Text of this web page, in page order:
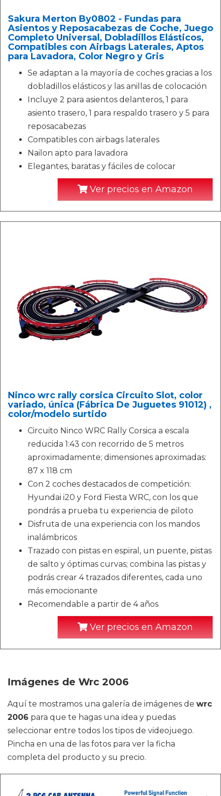
Sakura Merton By0802 - Fundas para
Asientos y Reposacabezas de Coche, Juego
Completo Universal, Dobladillos Elásticos,
Compatibles con Airbags Laterales, Aptos
para Lavadora, Color Negro y Gris
Se adaptan a la mayoría de coches gracias a los
dobladillos elásticos y las anillas de colocación
Incluye 2 para asientos delanteros, 1 para
asiento trasero, 1 para respaldo trasero y 5 para
reposacabezas
Compatibles con airbags laterales
Nailon apto para lavadora
Elegantes, baratas y fáciles de colocar
Ver precios en Amazon
Ninco wrc rally corsica Circuito Slot, color
variado, única (Fábrica De Juguetes 91012) ,
color/modelo surtido
Circuito Ninco WRC Rally Corsica a escala
reducida 1:43 con recorrido de 5 metros
aproximadamente; dimensiones aproximadas:
87 x 118 cm
Con 2 coches destacados de competición:
Hyundai i20 y Ford Fiesta WRC, con los que
pondrás a prueba tu experiencia de piloto
Disfruta de una experiencia con los mandos
inalámbricos
Trazado con pistas en espiral, un puente, pistas
de salto y óptimas curvas; combina las pistas y
podrás crear 4 trazados diferentes, cada uno
más emocionante
Recomendable a partir de 4 años
Ver precios en Amazon
Imágenes de Wrc 2006
Aquí te mostramos una galería de imágenes de wrc
2006 para que te hagas una idea y puedas
seleccionar entre todos los tipos de videojuego.
Pincha en una de las fotos para ver la ficha
completa del producto y su precio.